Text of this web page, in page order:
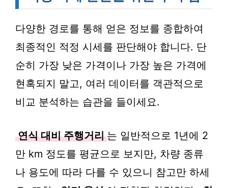
다양한 경로를 통해 얻은 정보를 종합하여
최종적인 적정 시세를 판단해야 합니다. 단
순히 가장 낮은 가격이나 가장 높은 가격에
현혹되지 말고, 여러 데이터를 객관적으로
비교 분석하는 습관을 들이세요.
연식 대비 주행거리 는 일반적으로 1년에 2
만 km 정도를 평균으로 보지만, 차량 종류
나 용도에 따라 다를 수 있으니 참고만 하세